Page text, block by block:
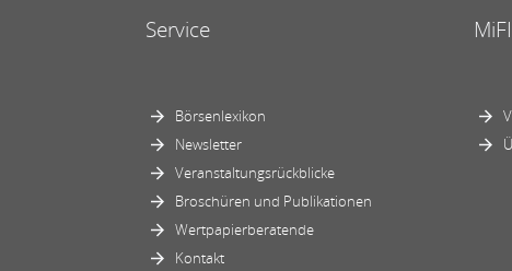
Service
Börsenlexikon
Newsletter
Veranstaltungsrückblicke
Broschüren und Publikationen
Wertpapierberatende
Kontakt